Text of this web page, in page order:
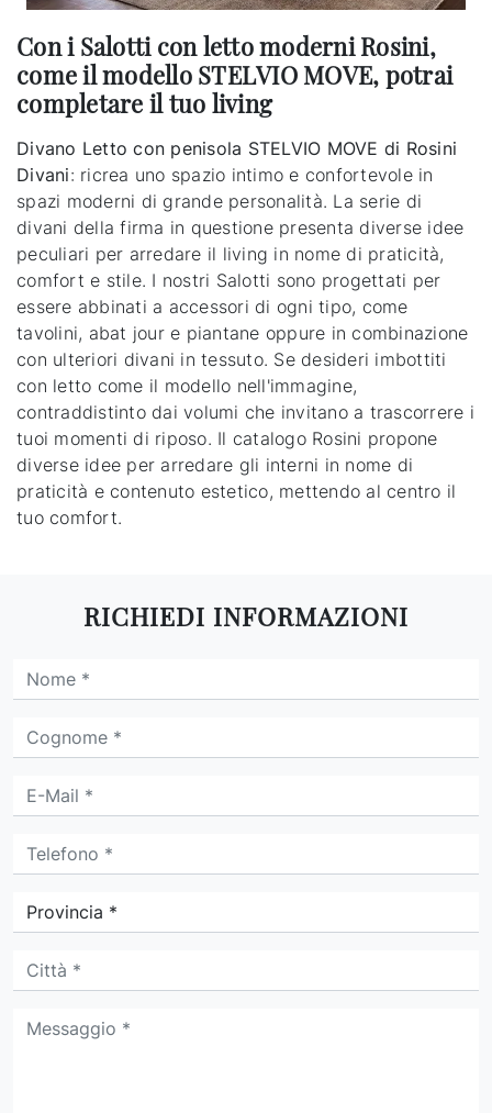
Con i Salotti con letto moderni Rosini,
come il modello STELVIO MOVE, potrai
completare il tuo living
Divano Letto con penisola STELVIO MOVE di Rosini
Divani: ricrea uno spazio intimo e confortevole in
spazi moderni di grande personalità. La serie di
divani della firma in questione presenta diverse idee
peculiari per arredare il living in nome di praticità,
comfort e stile. I nostri Salotti sono progettati per
essere abbinati a accessori di ogni tipo, come
tavolini, abat jour e piantane oppure in combinazione
con ulteriori divani in tessuto. Se desideri imbottiti
con letto come il modello nell'immagine,
contraddistinto dai volumi che invitano a trascorrere i
tuoi momenti di riposo. Il catalogo Rosini propone
diverse idee per arredare gli interni in nome di
praticità e contenuto estetico, mettendo al centro il
tuo comfort.
RICHIEDI INFORMAZIONI